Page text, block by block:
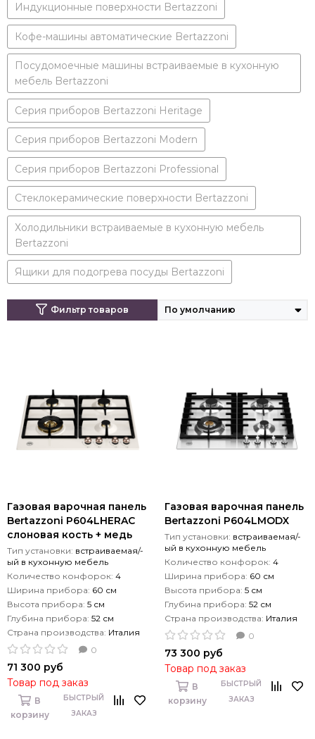
Индукционные поверхности Bertazzoni
Кофе-машины автоматические Bertazzoni
Посудомоечные машины встраиваемые в кухонную
мебель Bertazzoni
Серия приборов Bertazzoni Heritage
Серия приборов Bertazzoni Modern
Серия приборов Bertazzoni Professional
Стеклокерамические поверхности Bertazzoni
Холодильники встраиваемые в кухонную мебель
Bertazzoni
Ящики для подогрева посуды Bertazzoni
Фильтр товаров
Газовая варочная панель
Bertazzoni P604LHERAC
слоновая кость + медь
Тип установки: встраиваемая/-
ый в кухонную мебель
Количество конфорок: 4
Ширина прибора: 60 см
Высота прибора: 5 см
Глубина прибора: 52 см
Страна производства: Италия
0
71 300 руб
Товар под заказ
В
корзину
БЫСТРЫЙ
ЗАКАЗ
Газовая варочная панель
Bertazzoni P604LMODX
Тип установки: встраиваемая/-
ый в кухонную мебель
Количество конфорок: 4
Ширина прибора: 60 см
Высота прибора: 5 см
Глубина прибора: 52 см
Страна производства: Италия
0
73 300 руб
Товар под заказ
В
корзину
БЫСТРЫЙ
ЗАКАЗ